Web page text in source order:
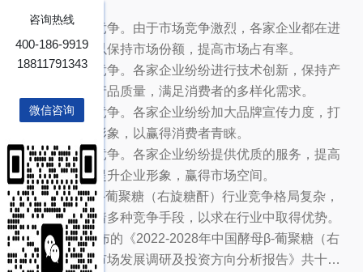
一是价格竞争。由于市场竞争激烈，各家企业都在进
行价格竞争，以保持市场份额，提高市场占有率。
二是技术竞争。各家企业纷纷进行技术创新，保持产
品优势，提高产品质量，满足消费者的多样化需求。
三是品牌竞争。各家企业纷纷加大品牌宣传力度，打
造自己的品牌形象，以赢得消费者青睐。
四是服务竞争。各家企业纷纷提供优质的服务，提高
客户满意度，提升企业形象，赢得市场空间。
中国酵母β-葡聚糖（右旋糖酐）行业竞争格局复杂，
企业之间存在着多种竞争手段，以求在行业中取得优势。
博研咨询发布的《2022-2028年中国酵母β-葡聚糖（右
旋糖酐）行业市场发展调研及投资方向分析报告》共十二
咨询热线
400-186-9919
18811791343
微信咨询